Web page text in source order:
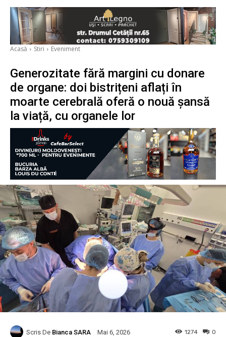
Acasă Stiri Eveniment
Generozitate fără margini cu donare
de organe: doi bistrițeni aflați în
moarte cerebrală oferă o nouă șansă
la viață, cu organele lor
Scris De Bianca SARA Mai 6, 2026 0
1274